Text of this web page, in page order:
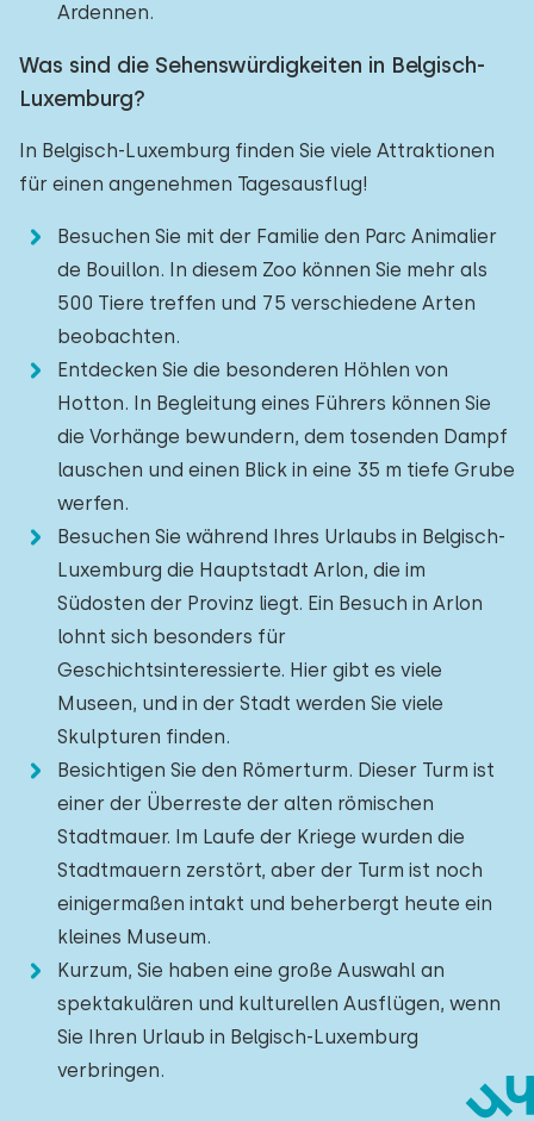
Ardennen.
Was sind die Sehenswürdigkeiten in Belgisch-
Luxemburg?
In Belgisch-Luxemburg finden Sie viele Attraktionen
für einen angenehmen Tagesausflug!
Besuchen Sie mit der Familie den Parc Animalier
de Bouillon. In diesem Zoo können Sie mehr als
500 Tiere treffen und 75 verschiedene Arten
beobachten.
Entdecken Sie die besonderen Höhlen von
Hotton. In Begleitung eines Führers können Sie
die Vorhänge bewundern, dem tosenden Dampf
lauschen und einen Blick in eine 35 m tiefe Grube
werfen.
Besuchen Sie während Ihres Urlaubs in Belgisch-
Luxemburg die Hauptstadt Arlon, die im
Südosten der Provinz liegt. Ein Besuch in Arlon
lohnt sich besonders für
Geschichtsinteressierte. Hier gibt es viele
Museen, und in der Stadt werden Sie viele
Skulpturen finden.
Besichtigen Sie den Römerturm. Dieser Turm ist
einer der Überreste der alten römischen
Stadtmauer. Im Laufe der Kriege wurden die
Stadtmauern zerstört, aber der Turm ist noch
einigermaßen intakt und beherbergt heute ein
kleines Museum.
Kurzum, Sie haben eine große Auswahl an
spektakulären und kulturellen Ausflügen, wenn
Sie Ihren Urlaub in Belgisch-Luxemburg
verbringen.